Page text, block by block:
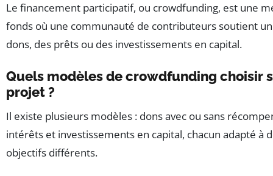
Le financement participatif, ou crowdfunding, est une
fonds où une communauté de contributeurs soutient
dons, des prêts ou des investissements en capital.
Quels modèles de crowdfunding choisir
projet ?
Il existe plusieurs modèles : dons avec ou sans
intérêts et investissements en capital, chacun adapté à
objectifs différents.